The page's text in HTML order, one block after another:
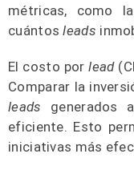
métricas, como
cuántosleads
El costo porlead
Comparar la
leads generados
eficiente. Esto
iniciativas más